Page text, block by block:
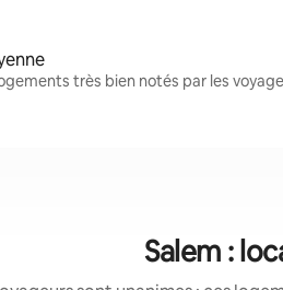
très bien notés par les
Salem :